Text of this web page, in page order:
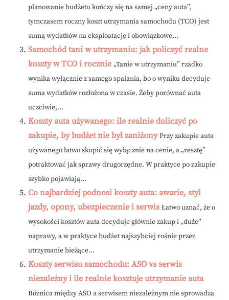
planowanie budżetu kończy się na samej „ceny auta”,
tymczasem roczny koszt utrzymania samochodu (TCO) jest
sumą wydatków na eksploatację i obowiązkowe...
Samochód tani w utrzymaniu: jak policzyć realne
koszty w TCO i rocznie „Tanie w utrzymaniu” rzadko
wynika wyłącznie z samego spalania, bo o wyniku decyduje
suma wydatków rozłożona w czasie. Żeby porównać auta
uczciwie,...
Koszty auta używanego: ile realnie doliczyć po
zakupie, by budżet nie był zaniżony Przy zakupie auta
używanego łatwo skupić się wyłącznie na cenie, a „resztę”
potraktować jak sprawy drugorzędne. W praktyce po zakupie
szybko pojawiają...
Co najbardziej podnosi koszty auta: awarie, styl
jazdy, opony, ubezpieczenie i serwis Łatwo uznać, że o
wysokości kosztów auta decyduje głównie zakup i „duże”
naprawy, a w praktyce budżet najszybciej rośnie przez
utrzymanie bieżące...
Koszty serwisu samochodu: ASO vs serwis
niezależny i ile realnie kosztuje utrzymanie auta
Różnica między ASO a serwisem niezależnym nie sprowadza